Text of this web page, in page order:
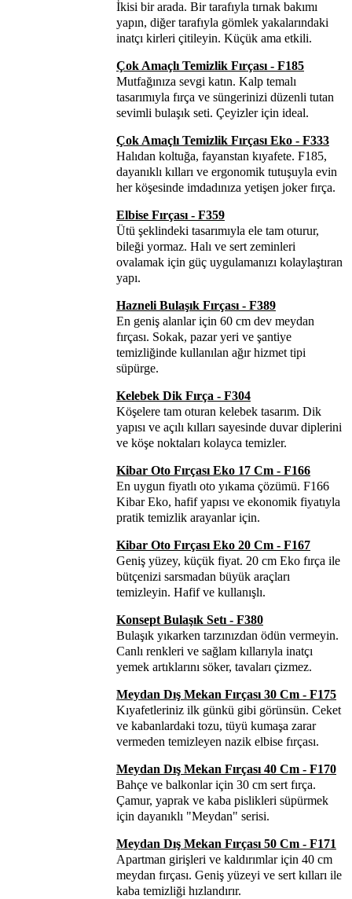
İkisi bir arada. Bir tarafıyla tırnak bakımı
yapın, diğer tarafıyla gömlek yakalarındaki
inatçı kirleri çitileyin. Küçük ama etkili.
Çok Amaçlı Temizlik Fırçası - F185
Mutfağınıza sevgi katın. Kalp temalı
tasarımıyla fırça ve süngerinizi düzenli tutan
sevimli bulaşık seti. Çeyizler için ideal.
Çok Amaçlı Temizlik Fırçası Eko - F333
Halıdan koltuğa, fayanstan kıyafete. F185,
dayanıklı kılları ve ergonomik tutuşuyla evin
her köşesinde imdadınıza yetişen joker fırça.
Elbise Fırçası - F359
Ütü şeklindeki tasarımıyla ele tam oturur,
bileği yormaz. Halı ve sert zeminleri
ovalamak için güç uygulamanızı kolaylaştıran
yapı.
Hazneli Bulaşık Fırçası - F389
En geniş alanlar için 60 cm dev meydan
fırçası. Sokak, pazar yeri ve şantiye
temizliğinde kullanılan ağır hizmet tipi
süpürge.
Kelebek Dik Fırça - F304
Köşelere tam oturan kelebek tasarım. Dik
yapısı ve açılı kılları sayesinde duvar diplerini
ve köşe noktaları kolayca temizler.
Kibar Oto Fırçası Eko 17 Cm - F166
En uygun fiyatlı oto yıkama çözümü. F166
Kibar Eko, hafif yapısı ve ekonomik fiyatıyla
pratik temizlik arayanlar için.
Kibar Oto Fırçası Eko 20 Cm - F167
Geniş yüzey, küçük fiyat. 20 cm Eko fırça ile
bütçenizi sarsmadan büyük araçları
temizleyin. Hafif ve kullanışlı.
Konsept Bulaşık Setı - F380
Bulaşık yıkarken tarzınızdan ödün vermeyin.
Canlı renkleri ve sağlam kıllarıyla inatçı
yemek artıklarını söker, tavaları çizmez.
Meydan Dış Mekan Fırçası 30 Cm - F175
Kıyafetleriniz ilk günkü gibi görünsün. Ceket
ve kabanlardaki tozu, tüyü kumaşa zarar
vermeden temizleyen nazik elbise fırçası.
Meydan Dış Mekan Fırçası 40 Cm - F170
Bahçe ve balkonlar için 30 cm sert fırça.
Çamur, yaprak ve kaba pislikleri süpürmek
için dayanıklı "Meydan" serisi.
Meydan Dış Mekan Fırçası 50 Cm - F171
Apartman girişleri ve kaldırımlar için 40 cm
meydan fırçası. Geniş yüzeyi ve sert kılları ile
kaba temizliği hızlandırır.